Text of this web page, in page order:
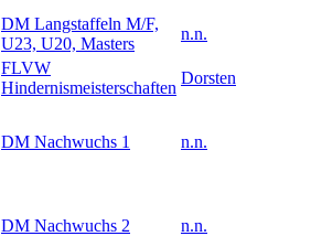
DM Langstaffeln M/F,
U23, U20, Masters
n.n.
FLVW
Hindernismeisterschaften
Dorsten
DM Nachwuchs 1 n.n.
DM Nachwuchs 2 n.n.